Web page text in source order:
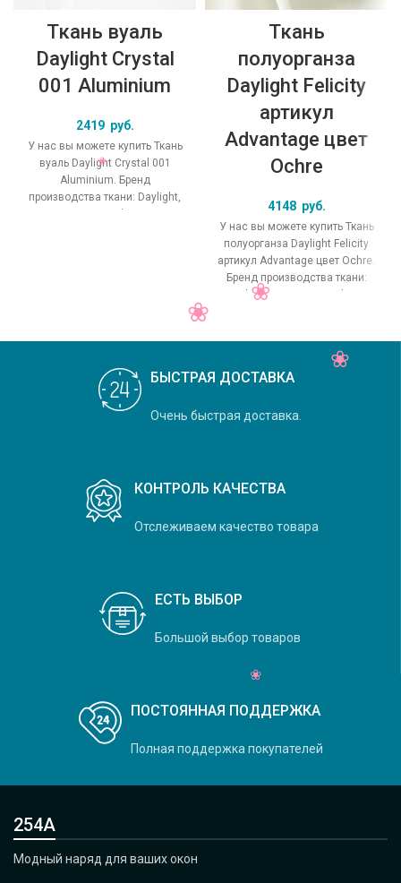
Ткань вуаль
Daylight Crystal
001 Aluminium
2419 руб.
У нас вы можете купить Ткань
вуаль Daylight Crystal 001
Aluminium. Бренд
производства ткани: Daylight,
коллекция Crystal, основной
Ткань
полуорганза
Daylight Felicity
артикул
Advantage цвет
Ochre
4148 руб.
У нас вы можете купить Ткань
полуорганза Daylight Felicity
артикул Advantage цвет Ochre.
Бренд производства ткани:
Daylight, коллекция Felicity,
БЫСТРАЯ ДОСТАВКА
Очень быстрая доставка.
КОНТРОЛЬ КАЧЕСТВА
Отслеживаем качество товара
ЕСТЬ ВЫБОР
Большой выбор товаров
ПОСТОЯННАЯ ПОДДЕРЖКА
Полная поддержка покупателей
254А
Модный наряд для ваших окон